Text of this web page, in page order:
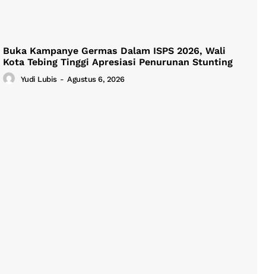
Buka Kampanye Germas Dalam ISPS 2026, Wali
Kota Tebing Tinggi Apresiasi Penurunan Stunting
Yudi Lubis - Agustus 6, 2026